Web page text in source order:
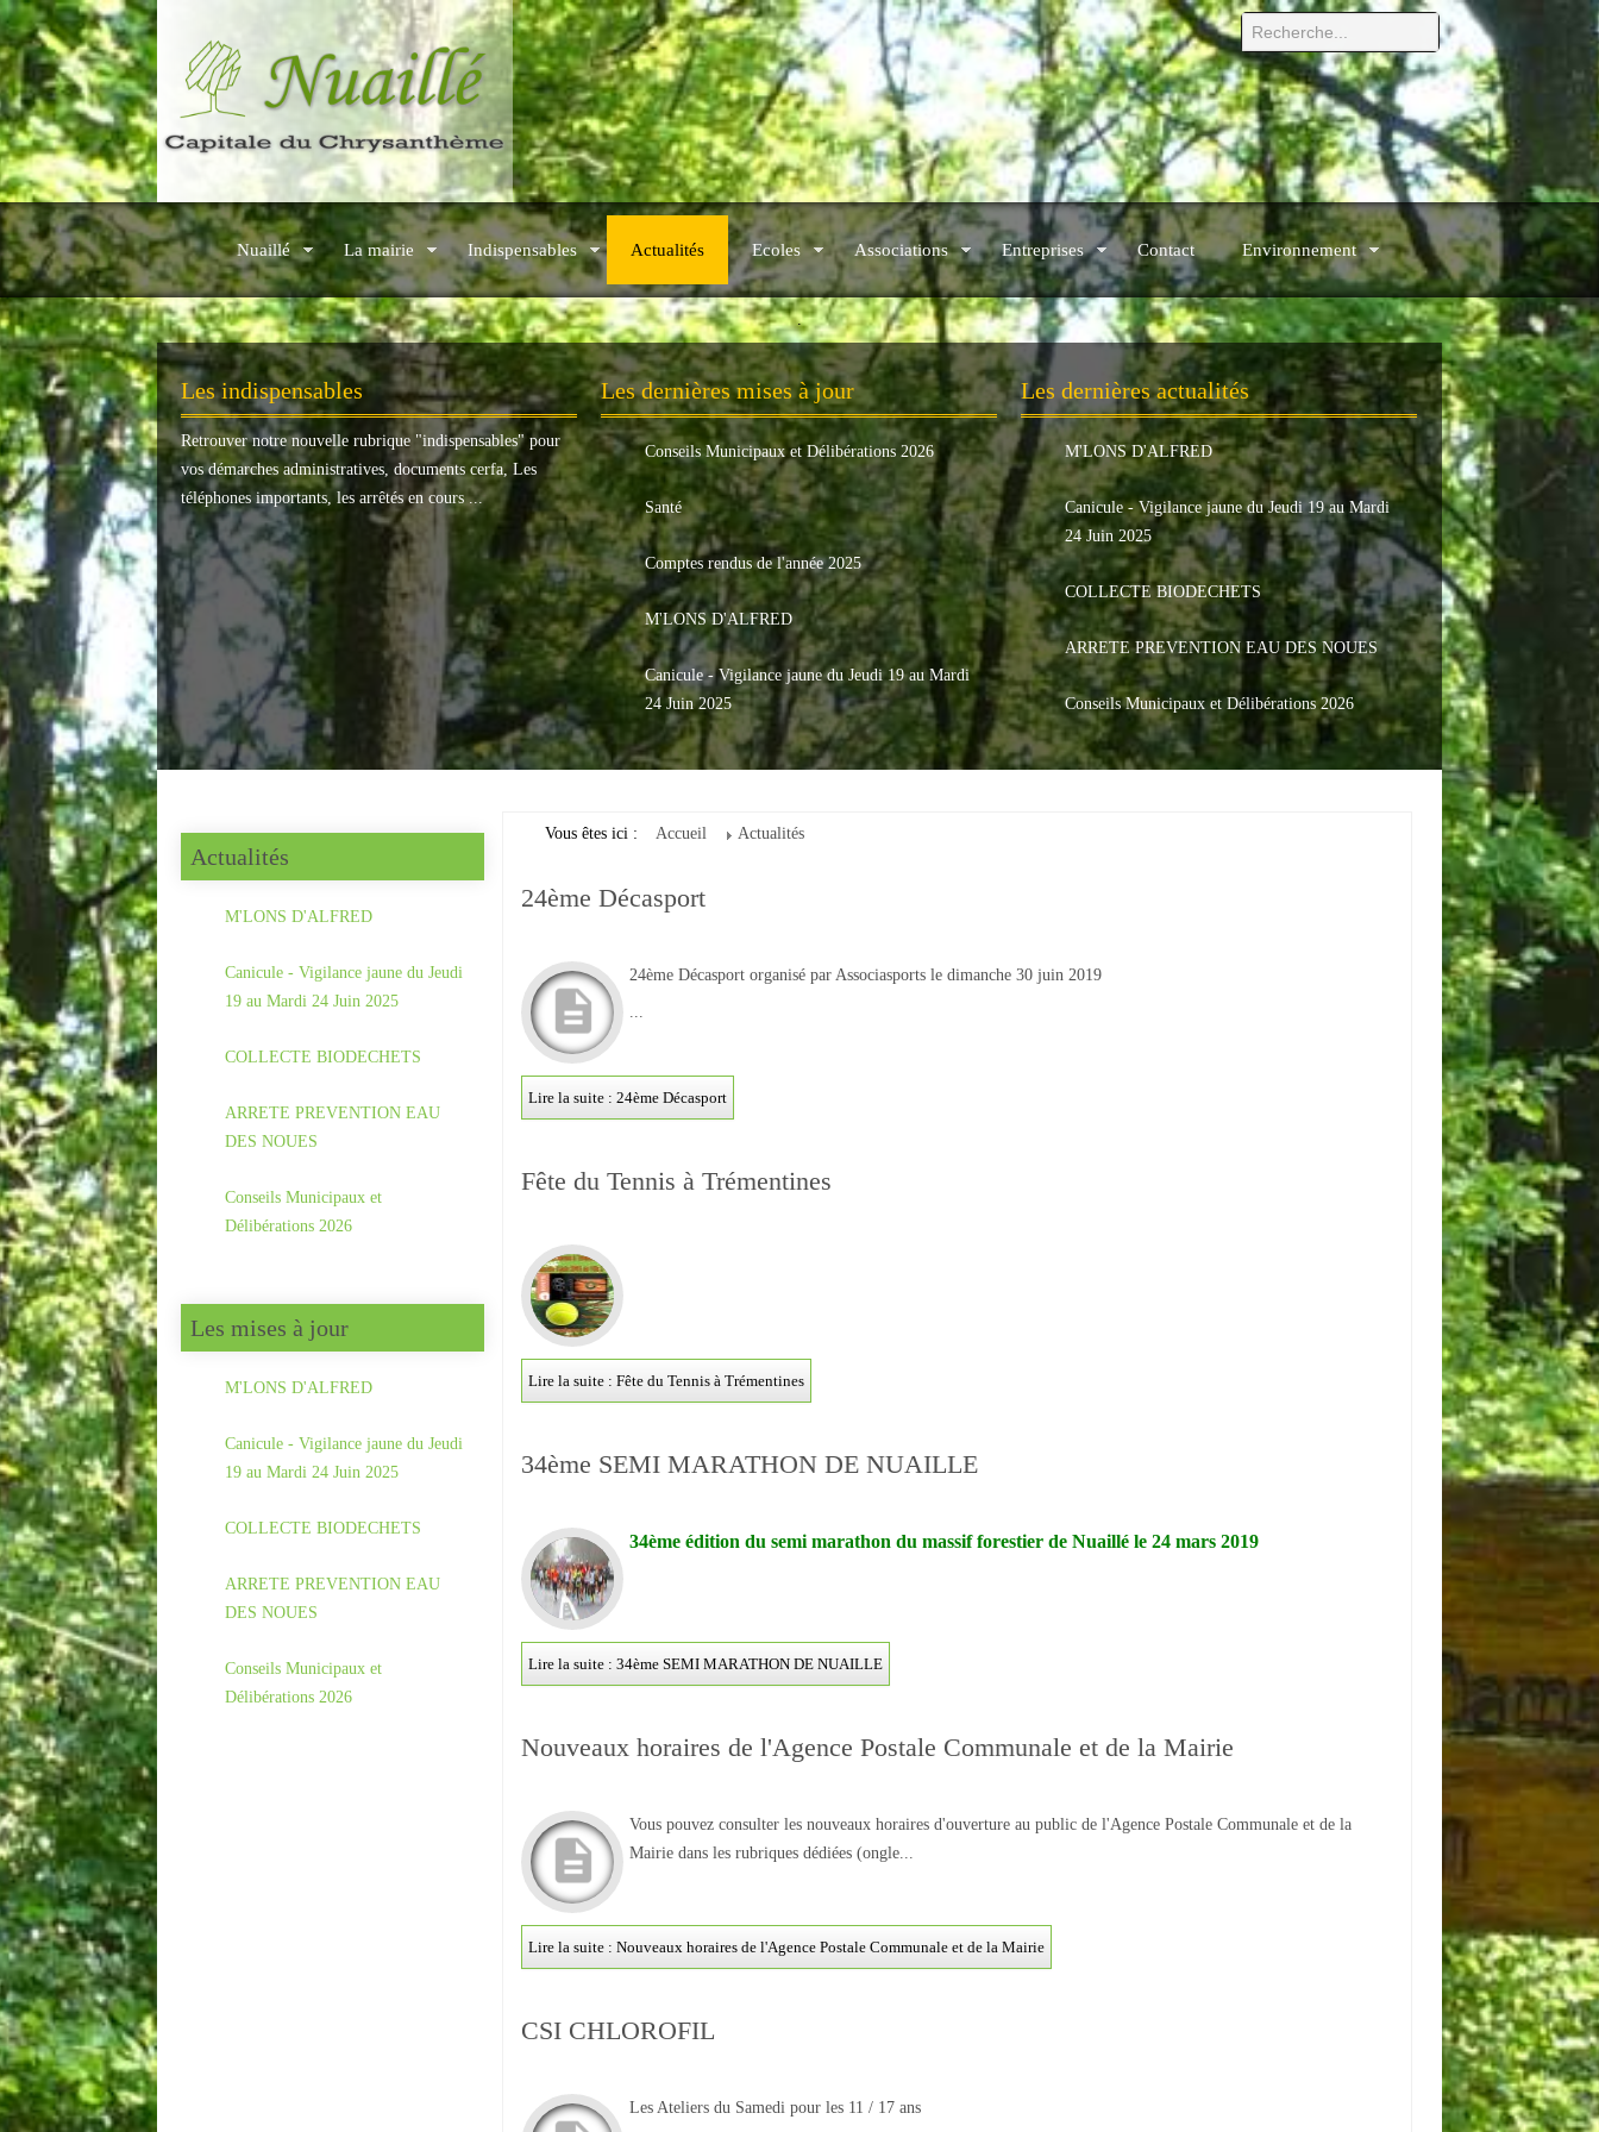
Nuaillé La mairie Indispensables Actualités Ecoles Associations Entreprises Contact Environnement
.
Les indispensables
Retrouver notre nouvelle rubrique "indispensables" pour
vos démarches administratives, documents cerfa, Les
téléphones importants, les arrêtés en cours ...
Les dernières mises à jour
Conseils Municipaux et Délibérations 2026
Santé
Comptes rendus de l'année 2025
M'LONS D'ALFRED
Canicule - Vigilance jaune du Jeudi 19 au Mardi
24 Juin 2025
Les dernières actualités
M'LONS D'ALFRED
Canicule - Vigilance jaune du Jeudi 19 au Mardi
24 Juin 2025
COLLECTE BIODECHETS
ARRETE PREVENTION EAU DES NOUES
Conseils Municipaux et Délibérations 2026
Actualités
M'LONS D'ALFRED
Canicule - Vigilance jaune du Jeudi
19 au Mardi 24 Juin 2025
COLLECTE BIODECHETS
ARRETE PREVENTION EAU
DES NOUES
Conseils Municipaux et
Délibérations 2026
Les mises à jour
M'LONS D'ALFRED
Canicule - Vigilance jaune du Jeudi
19 au Mardi 24 Juin 2025
COLLECTE BIODECHETS
ARRETE PREVENTION EAU
DES NOUES
Conseils Municipaux et
Délibérations 2026
Vous êtes ici : Accueil Actualités
24ème Décasport
24ème Décasport organisé par Associasports le dimanche 30 juin 2019
...
Lire la suite : 24ème Décasport
Fête du Tennis à Trémentines
Lire la suite : Fête du Tennis à Trémentines
34ème SEMI MARATHON DE NUAILLE
34ème édition du semi marathon du massif forestier de Nuaillé le 24 mars 2019
Lire la suite : 34ème SEMI MARATHON DE NUAILLE
Nouveaux horaires de l'Agence Postale Communale et de la Mairie
Vous pouvez consulter les nouveaux horaires d'ouverture au public de l'Agence Postale Communale et de la
Mairie dans les rubriques dédiées (ongle...
Lire la suite : Nouveaux horaires de l'Agence Postale Communale et de la Mairie
CSI CHLOROFIL
Les Ateliers du Samedi pour les 11 / 17 ans